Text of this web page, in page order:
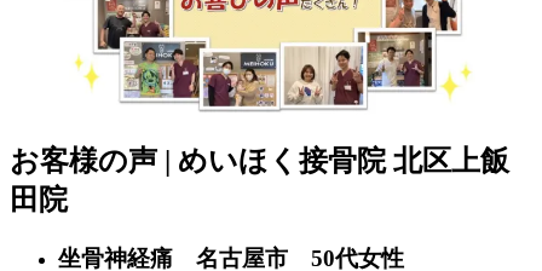
お客様の声 | めいほく接骨院 北区上飯
田院
坐骨神経痛 名古屋市 50代女性